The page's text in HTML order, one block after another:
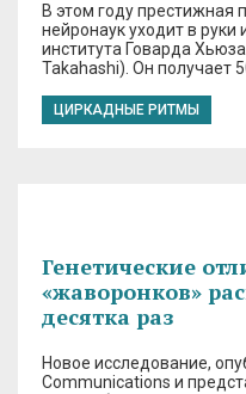
В этом году престижная
нейронаук уходит в
института Говарда
Takahashi). Он получает
ЦИРКАДНЫЕ РИТМЫ
Генетические
«жаворонков»
десятка раз
Новое исследование,
Communications и